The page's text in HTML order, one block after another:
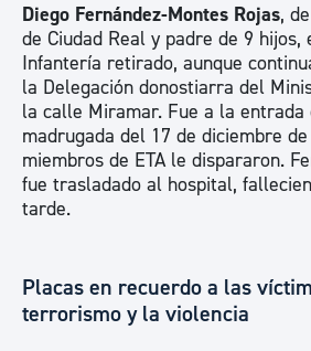
Diego Fernández-Montes Rojas,
de Ciudad Real y padre de 9 hijos,
Infantería retirado, aunque
la Delegación donostiarra del
la calle Miramar. Fue a la entrada
madrugada del 17 de diciembre
miembros de ETA le dispararon.
fue trasladado al hospital,
tarde.
Placas en recuerdo a las
terrorismo y la violencia